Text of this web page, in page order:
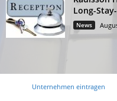
Long-
News
Unternehmen eintragen